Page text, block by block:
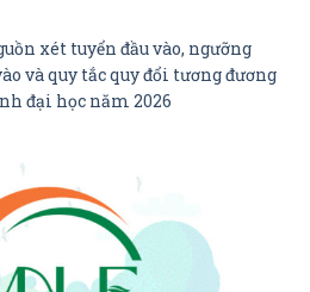
xét tuyển đầu vào, ngưỡng
và quy tắc quy đổi tương đương
đại học năm 2026